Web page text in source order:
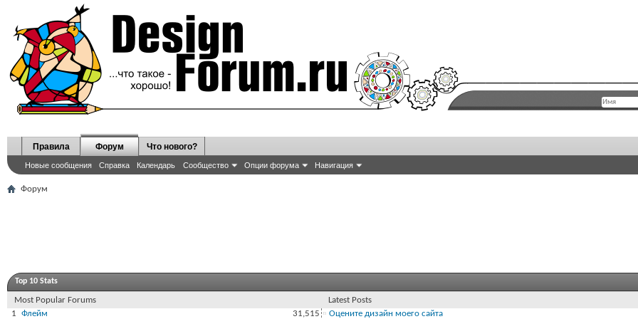
Правила Форум
Новые сообщения Справка Календарь Сообщество Опции форума Навигация
Что нового?
Форум
Top 10 Stats
Most Popular Forums
Latest Posts
1
Флейм 31,515 Оцените дизайн моего сайта